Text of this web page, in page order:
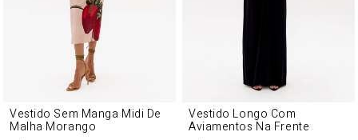
Vestido Sem Manga Midi De
Malha Morango
Vestido Longo Com
Aviamentos Na Frente